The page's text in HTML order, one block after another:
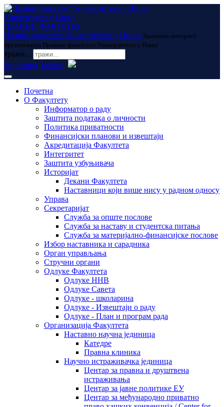
Универзитет у Нишу
ПРАВНИ ФАКУЛТЕТ
Правни факултет Универзитета у Нишу Званична интернет
презентација Правног факултета Универзитета у Нишу
тражи...
ћирилица latinica
Почетна
О Факултету
Информатор о раду
Заштита података о личности
Политика приватности
Финансијски планови и извештаји
Акредитација Факултета
Интегритет
Заштита узбуњивача
Историјат
Декани Факултета
Наставници који више нису у радном односу
Управа
Секретаријат
Служба за опште послове
Служба за наставу и студентска питања
Служба за материјално-финансијске послове
Избор наставника и сарадника
Oрган управљања
Стручни органи
Одлуке Факултета
Одлуке ННВ
Одлуке Савета
Одлуке - школарина
Одлуке - Извештаји о раду
Одлуке - План и програм рада
Организација Факултета
Наставно научна јединица
Катедре
Правна клиника
Научно истраживачка јединица
Центар за правна и друштвена
истраживања
Центар за јавне политике ЕУ
Центар за међународно приватно